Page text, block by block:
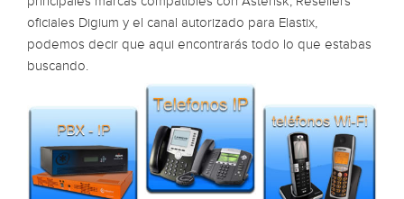
oficiales Digium y el canal autorizado para Elastix,
podemos decir que aqui encontrarás todo lo que estabas
buscando.